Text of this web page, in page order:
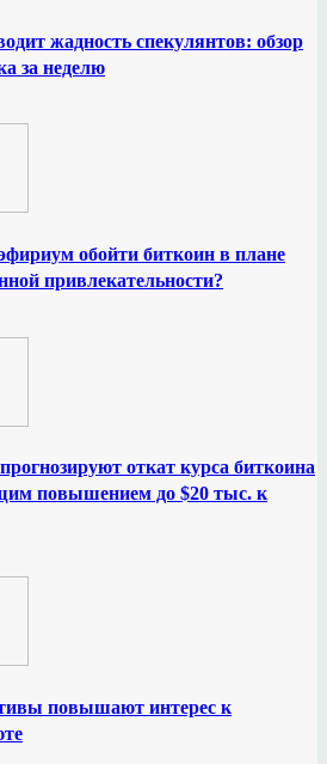
жадность спекулянтов: обзор
за неделю
обойти биткоин в плане
привлекательности?
откат курса биткоина
повышением до $20 тыс. к
повышают интерес к